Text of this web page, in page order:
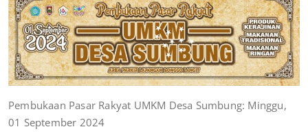
Pembukaan Pasar Rakyat UMKM Desa Sumbung: Minggu,
01 September 2024